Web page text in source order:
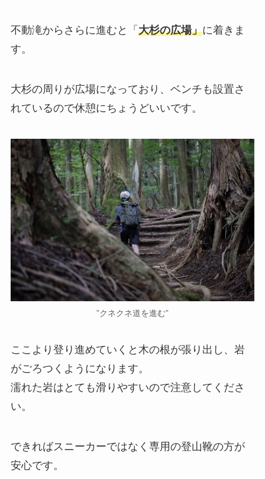
不動滝からさらに進むと「 大杉の広場」に着きま
す。
大杉の周りが広場になっており、ベンチも設置さ
れているので休憩にちょうどいいです。
”クネクネ道を進む”
ここより登り進めていくと木の根が張り出し、岩
がごろつくようになります。
濡れた岩はとても滑りやすいので注意してくださ
い。
できればスニーカーではなく専用の登山靴の方が
安心です。